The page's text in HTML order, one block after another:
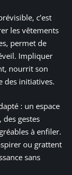
c’est
les vêtements
permet de
Impliquer
nourrit son
des initiatives.
: un espace
gestes
à enfiler.
ou grattent
sans